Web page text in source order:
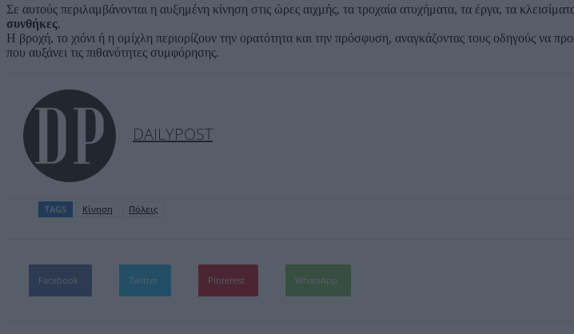
Σε αυτούς περιλαμβάνονται η αυξημένη κίνηση στις ώρες αιχμής, τα τροχαία ατυχήματα, τα έργα, τα
συνθήκες.
Η βροχή, το χιόνι ή η ομίχλη περιορίζουν την ορατότητα και την πρόσφυση, αναγκάζοντας τους οδηγούς να
που αυξάνει τις πιθανότητες συμφόρησης.
DAILYPOST
TAGS Κίνηση Πόλεις
Facebook Twitter Pinterest WhatsApp